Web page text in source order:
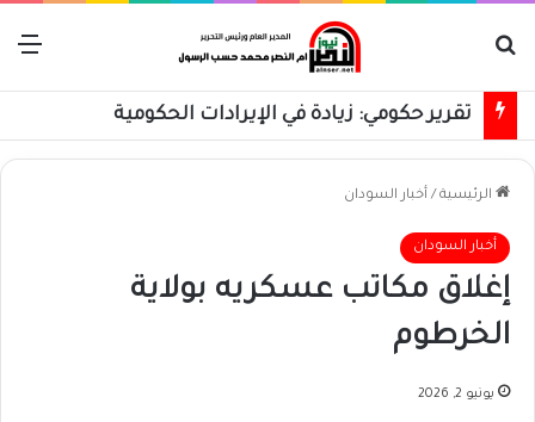
تقرير حكومي: زيادة في الإيرادات الحكومية
الرئيسية / أخبار السودان
أخبار السودان
إغلاق مكاتب عسكريه بولاية
الخرطوم
يونيو 2, 2026